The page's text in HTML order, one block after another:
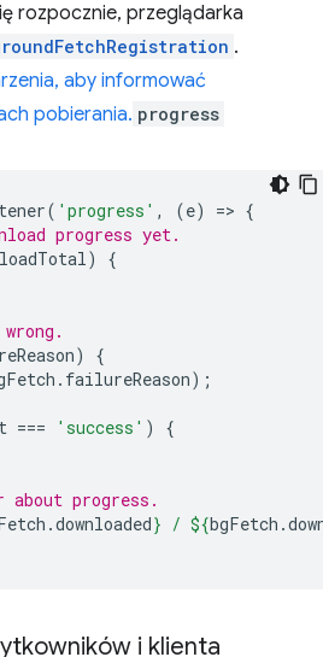
rozpocznie, przeglądarka
.
aby informować
pobierania. progress
( 'progress' , (e) => {
progress yet.
)
{
)
{
. failureReason);
=== 'success' )
{
about progress.
.downloaded} / ${bgFetch .
i klienta